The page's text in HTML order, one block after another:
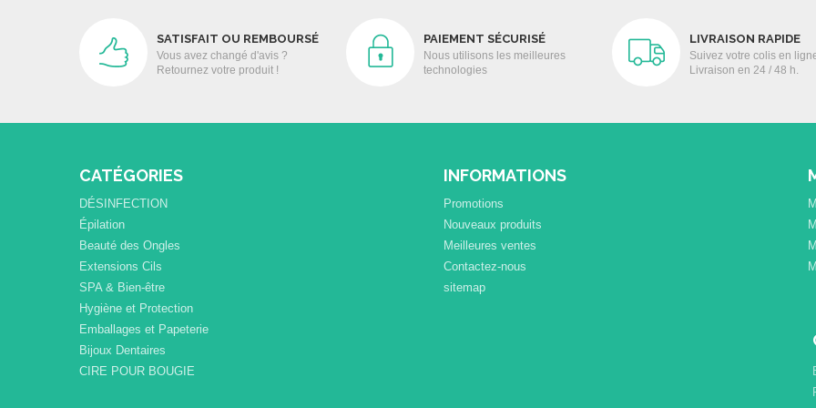
SATISFAIT OU REMBOURSÉ
Vous avez changé d'avis ?
Retournez votre produit !
PAIEMENT SÉCURISÉ
Nous utilisons les meilleures
technologies
LIVRAISON RAPIDE
Suivez votre colis en
Livraison en 24 / 48 h.
CATÉGORIES
DÉSINFECTION
Épilation
Beauté des Ongles
Extensions Cils
SPA & Bien-être
Hygiène et Protection
Emballages et Papeterie
Bijoux Dentaires
CIRE POUR BOUGIE
INFORMATIONS
Promotions
Nouveaux produits
Meilleures ventes
Contactez-nous
sitemap